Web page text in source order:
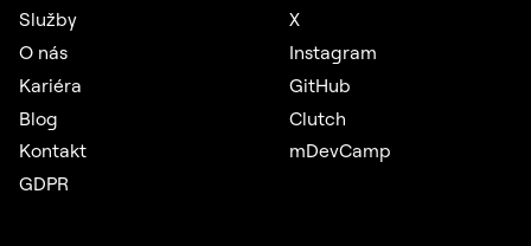
Služby
O nás
Kariéra
Blog
Kontakt
GDPR
X
Instagram
GitHub
Clutch
mDevCamp